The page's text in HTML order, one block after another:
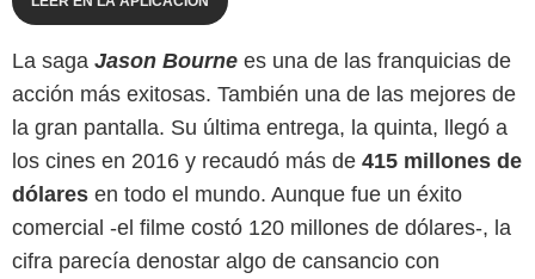
La saga Jason Bourne es una de las franquicias de
acción más exitosas. También una de las mejores de
la gran pantalla. Su última entrega, la quinta, llegó a
los cines en 2016 y recaudó más de 415 millones de
dólares en todo el mundo. Aunque fue un éxito
comercial -el filme costó 120 millones de dólares-, la
cifra parecía denostar algo de cansancio con